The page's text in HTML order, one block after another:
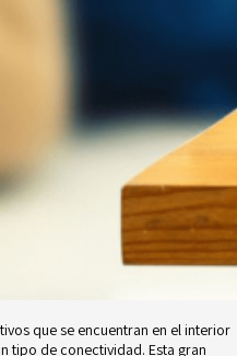
que se encuentran en el interior
tipo de conectividad. Esta gran